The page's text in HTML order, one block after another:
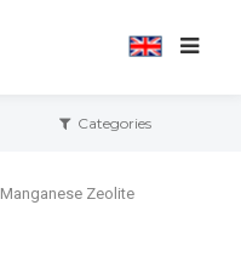
Categories
Manganese Zeolite